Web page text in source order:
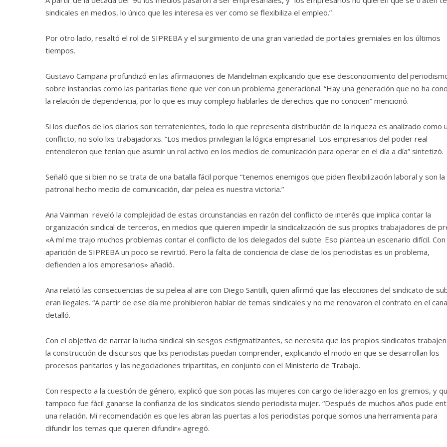
sindicales en medios, lo único que les interesa es ver como se flexibiliza el empleo.”
Por otro lado, resaltó el rol de SIPREBA y el surgimiento de una gran variedad de portales gremiales en los últimos
tiempos.
Gustavo Campana profundizó en las afirmaciones de Mandelman explicando que ese desconocimiento del
sobre instancias como las paritarias tiene que ver con un problema generacional. “Hay una generación que no ha
la relación de dependencia, por lo que es muy complejo hablarles de derechos que no conocen” mencionó.
Si los dueños de los diarios son terratenientes, todo lo que representa distribución de la riqueza es analizado como
conflicto, no solo lxs trabajadorxs. “Los medios privilegian la lógica empresarial. Los empresarios del poder real
entendieron que tenían que asumir un rol activo en los medios de comunicación para operar en el día a día” sintetizó.
Señaló que si bien no se trata de una batalla fácil porque “tenemos enemigos que piden flexibilización laboral y son la
patronal hecho medio de comunicación, dar pelea es nuestra victoria.”
Ana Vainman reveló la complejidad de estas circunstancias en razón del conflicto de interés que implica contar la
organización sindical de terceros, en medios que quieren impedir la sindicalización de sus propixs trabajadores de
«A mí me trajo muchos problemas contar el conflicto de los delegados del subte. Eso plantea un escenario difícil. Con
aparición de SIPREBA un poco se revirtió. Pero la falta de conciencia de clase de los periodistas es un problema,
defienden a los empresarios» añadió.
Ana relató las consecuencias de su pelea al aire con Diego Santilli, quien afirmó que las elecciones del sindicato de
eran ilegales. “A partir de ese día me prohibieron hablar de temas sindicales y no me renovaron el contrato en el
detalló.
Con el objetivo de narrar la lucha sindical sin sesgos estigmatizantes, se necesita que los propios sindicatos
la construcción de discursos que lxs periodistas puedan comprender, explicando el modo en que se desarrollan los
procesos paritarios y las negociaciones tripartitas, en conjunto con el Ministerio de Trabajo.
Con respecto a la cuestión de género, explicó que son pocas las mujeres con cargo de liderazgo en los gremios, y
tampoco fue fácil ganarse la confianza de los sindicatos siendo periodista mujer. “Después de muchos años pude
una relación. Mi recomendación es que les abran las puertas a los periodistas porque somos una herramienta para
difundir los temas que quieren difundir» agregó.